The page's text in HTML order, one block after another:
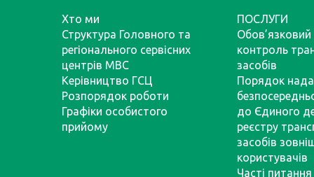
Хто ми
Структура Головного та
регіонального сервісних
центрів МВС
Керівництво ГСЦ
Розпорядок роботи
Графіки особистого
прийому
ПОСЛУГИ
Обов’язковий
контроль
засобів
Порядок
до Єдиного
реєстру
засобів
користувачів
Часті питання